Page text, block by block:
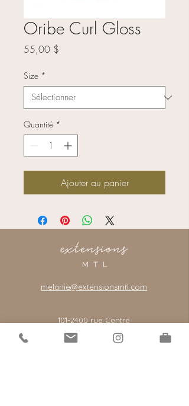
Oribe Curl Gloss
55,00 $
Size *
Quantité *
Ajouter au panier
melanie@extensionsmtl.com
101-2400 rue Centre
Montreal, Quebec, Canada, H3J 1K8